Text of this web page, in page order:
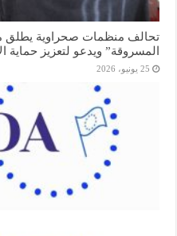
تحالف منظمات صحراوية يطلق
المسروقة” ويدعو لتعزيز حماية
25 يونيو، 2026